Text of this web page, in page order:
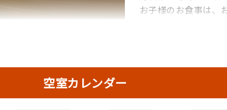
お子様のお食事は、
家製米のご飯、お味噌汁等
空室カレンダー